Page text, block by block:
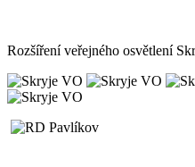
Rozšíření veřejného osvětlení